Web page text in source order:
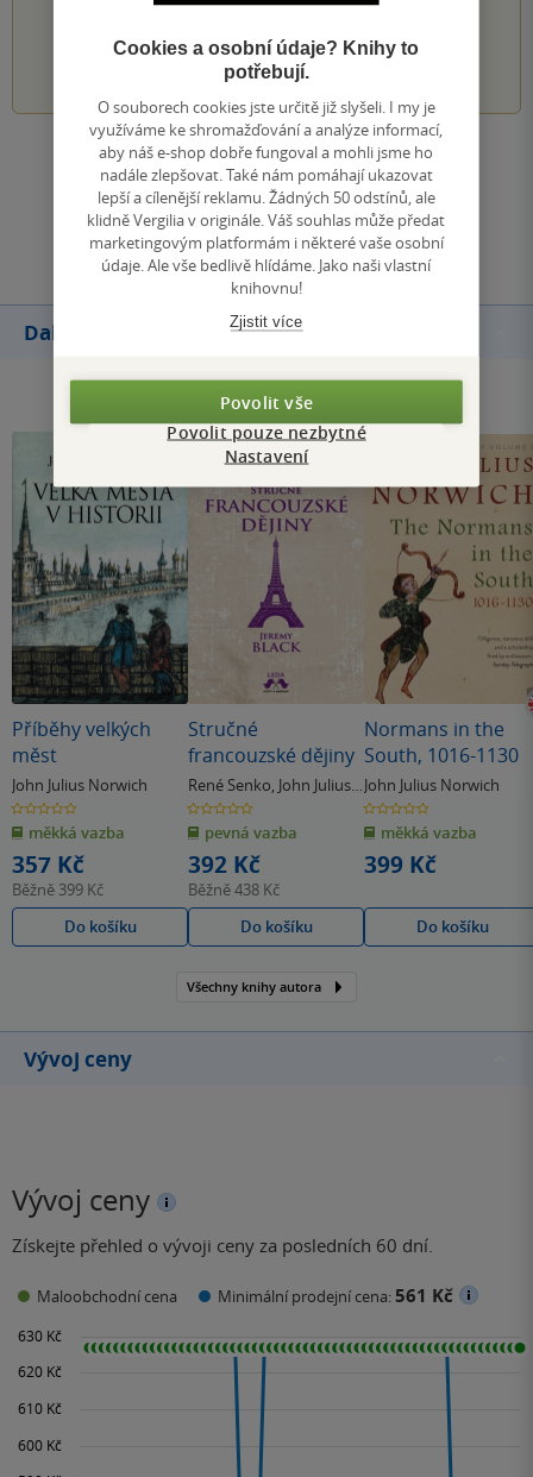
PŘIDEJTE SVÉ HODNOCENÍ KNIHY
1 2 3 4 5
Zobrazit všechna hodnocení
Přidat hodnocení
Další knihy autora
Příběhy velkých
měst
John Julius Norwich
0.0
z
5
hvězdiček
měkká vazba
357 Kč
Běžně 399 Kč
Do košíku
Stručné
francouzské dějiny
René Senko, John Julius
Norwich
0.0
z
5
hvězdiček
pevná vazba
392 Kč
Běžně438 Kč
Do košíku
Normans in the
South, 1016-1130
John Julius Norwich
0.0
z
5
hvězdiček
měkká vazba
399 Kč
Do košíku
Všechny knihy autora
Vývoj ceny
Vývoj ceny
Získejte přehled o vývoji ceny za posledních 60 dní.
Maloobchodní cena Minimální prodejní cena:561 Kč
Cookies a osobní údaje? Knihy to
potřebují.
O souborech cookies jste určitě již slyšeli. I my je
využíváme ke shromažďování a analýze informací,
aby náš e-shop dobře fungoval a mohli jsme ho
nadále zlepšovat. Také nám pomáhají ukazovat
lepší a cílenější reklamu. Žádných 50 odstínů, ale
klidně Vergilia v originále. Váš souhlas může předat
marketingovým platformám i některé vaše osobní
údaje. Ale vše bedlivě hlídáme. Jako naši vlastní
knihovnu!
Zjistit více
Povolit vše
Povolit pouze nezbytné
Nastavení